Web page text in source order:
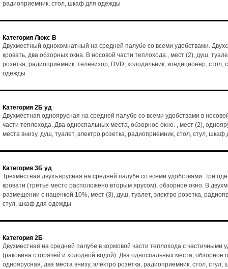
радиоприемник, стол, шкаф для одежды
Категория Люкс В
Двухместный однокомнатный на средней палубе со всеми удобствами.
кровать, два обзорных окна. В носовой части теплохода., мест (2), душ,
розетка, радиоприемник, телевизор, DVD, холодильник, кондиционер, стол,
одежды
Категория 2Б уд
Двухместная одноярусная на средней палубе со всеми удобствами в
части теплохода. Два односпальных места, обзорное окно. , мест (2),
места внизу, душ, туалет, электро розетка, радиоприемник, стол, стул,
Категория 3Б уд
Трехместная двухъярусная на средней палубе со всеми удобствами. Три
кровати (третье место расположено вторым ярусом), обзорное окно. В
размещении с наценкой 10%, мест (3), душ, туалет, электро розетка,
стул, шкаф для одежды
Категория 2Б
Двухместная на средней палубе в кормовой части теплохода с частичными
(раковина с горячей и холодной водой). Два односпальных места, обзорное
одноярусная, два места внизу, электро розетка, радиоприемник, стол, стул,